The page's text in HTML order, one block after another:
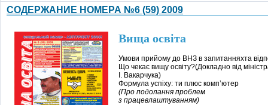
CОДЕРЖАНИЕ НОМЕРА №6 (59) 2009
Вища освіта
Умови прийому до ВНЗ в запитанняхта
Що чекає вищу освіту?(Докладно від
І. Вакарчука)
Формула успіху: ти плюс комп’ютер
(Про подолання проблем
з працевлаштуванням)